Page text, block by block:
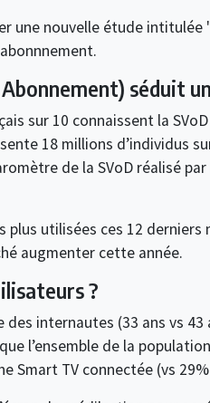
une nouvelle étude
Abonnement) séduit
sur 10 connaissent la
18 millions d’individus
de la SVoD réalisé
plus utilisées ces 12
augmenter cette année.
?
des internautes (33 ans vs
l’ensemble de la
Smart TV connectée (vs